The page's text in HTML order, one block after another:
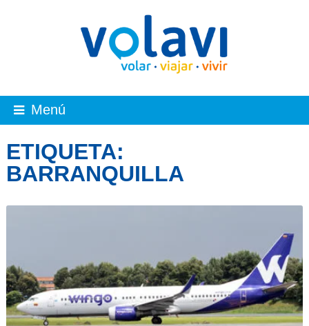
Menú
ETIQUETA:
BARRANQUILLA